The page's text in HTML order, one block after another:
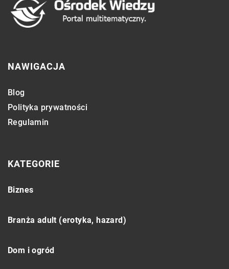
NAWIGACJA
Blog
Polityka prywatności
Regulamin
KATEGORIE
Biznes
Branża adult (erotyka, hazard)
Dom i ogród